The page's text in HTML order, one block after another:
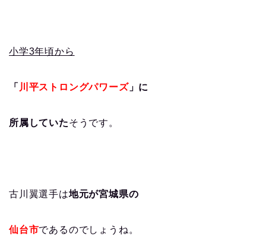
小学3年頃から
「 川平ストロングパワーズ」に
所属していたそうです。
古川翼選手は地元が宮城県の
仙台市であるのでしょうね。